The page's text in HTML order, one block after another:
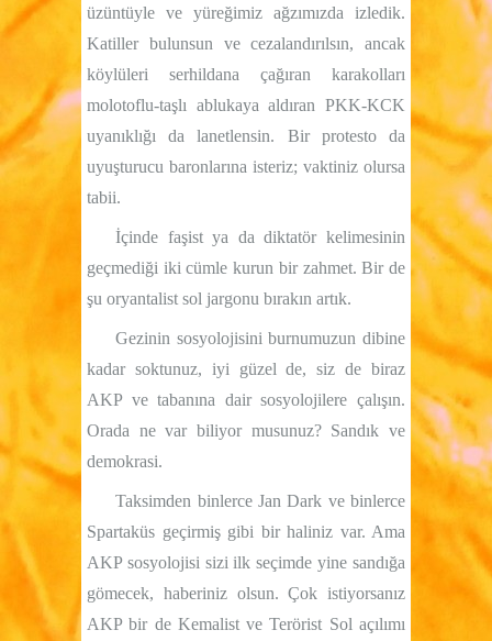
üzüntüyle ve yüreğimiz ağzımızda izledik.
Katiller bulunsun ve cezalandırılsın, ancak
köylüleri serhildana çağıran karakolları
molotoflu-taşlı ablukaya aldıran PKK-KCK
uyanıklığı da lanetlensin. Bir protesto da
uyuşturucu baronlarına isteriz; vaktiniz olursa
tabii.
İçinde faşist ya da diktatör kelimesinin
geçmediği iki cümle kurun bir zahmet. Bir de
şu oryantalist sol jargonu bırakın artık.
Gezinin sosyolojisini burnumuzun dibine
kadar soktunuz, iyi güzel de, siz de biraz
AKP ve tabanına dair sosyolojilere çalışın.
Orada ne var biliyor musunuz? Sandık ve
demokrasi.
Taksimden binlerce Jan Dark ve binlerce
Spartaküs geçirmiş gibi bir haliniz var. Ama
AKP sosyolojisi sizi ilk seçimde yine sandığa
gömecek, haberiniz olsun. Çok istiyorsanız
AKP bir de Kemalist ve Terörist Sol açılımı